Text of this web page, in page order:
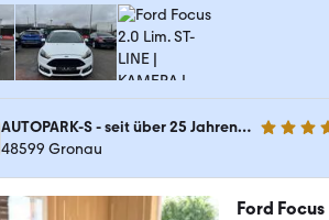
AUTOPARK-S - seit über 25 Jahren… 4.9 Sterne
48599 Gronau
Ford Focus